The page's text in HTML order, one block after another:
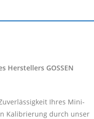
Herstellers GOSSEN
Ihres Mini-
Kalibrierung durch unser